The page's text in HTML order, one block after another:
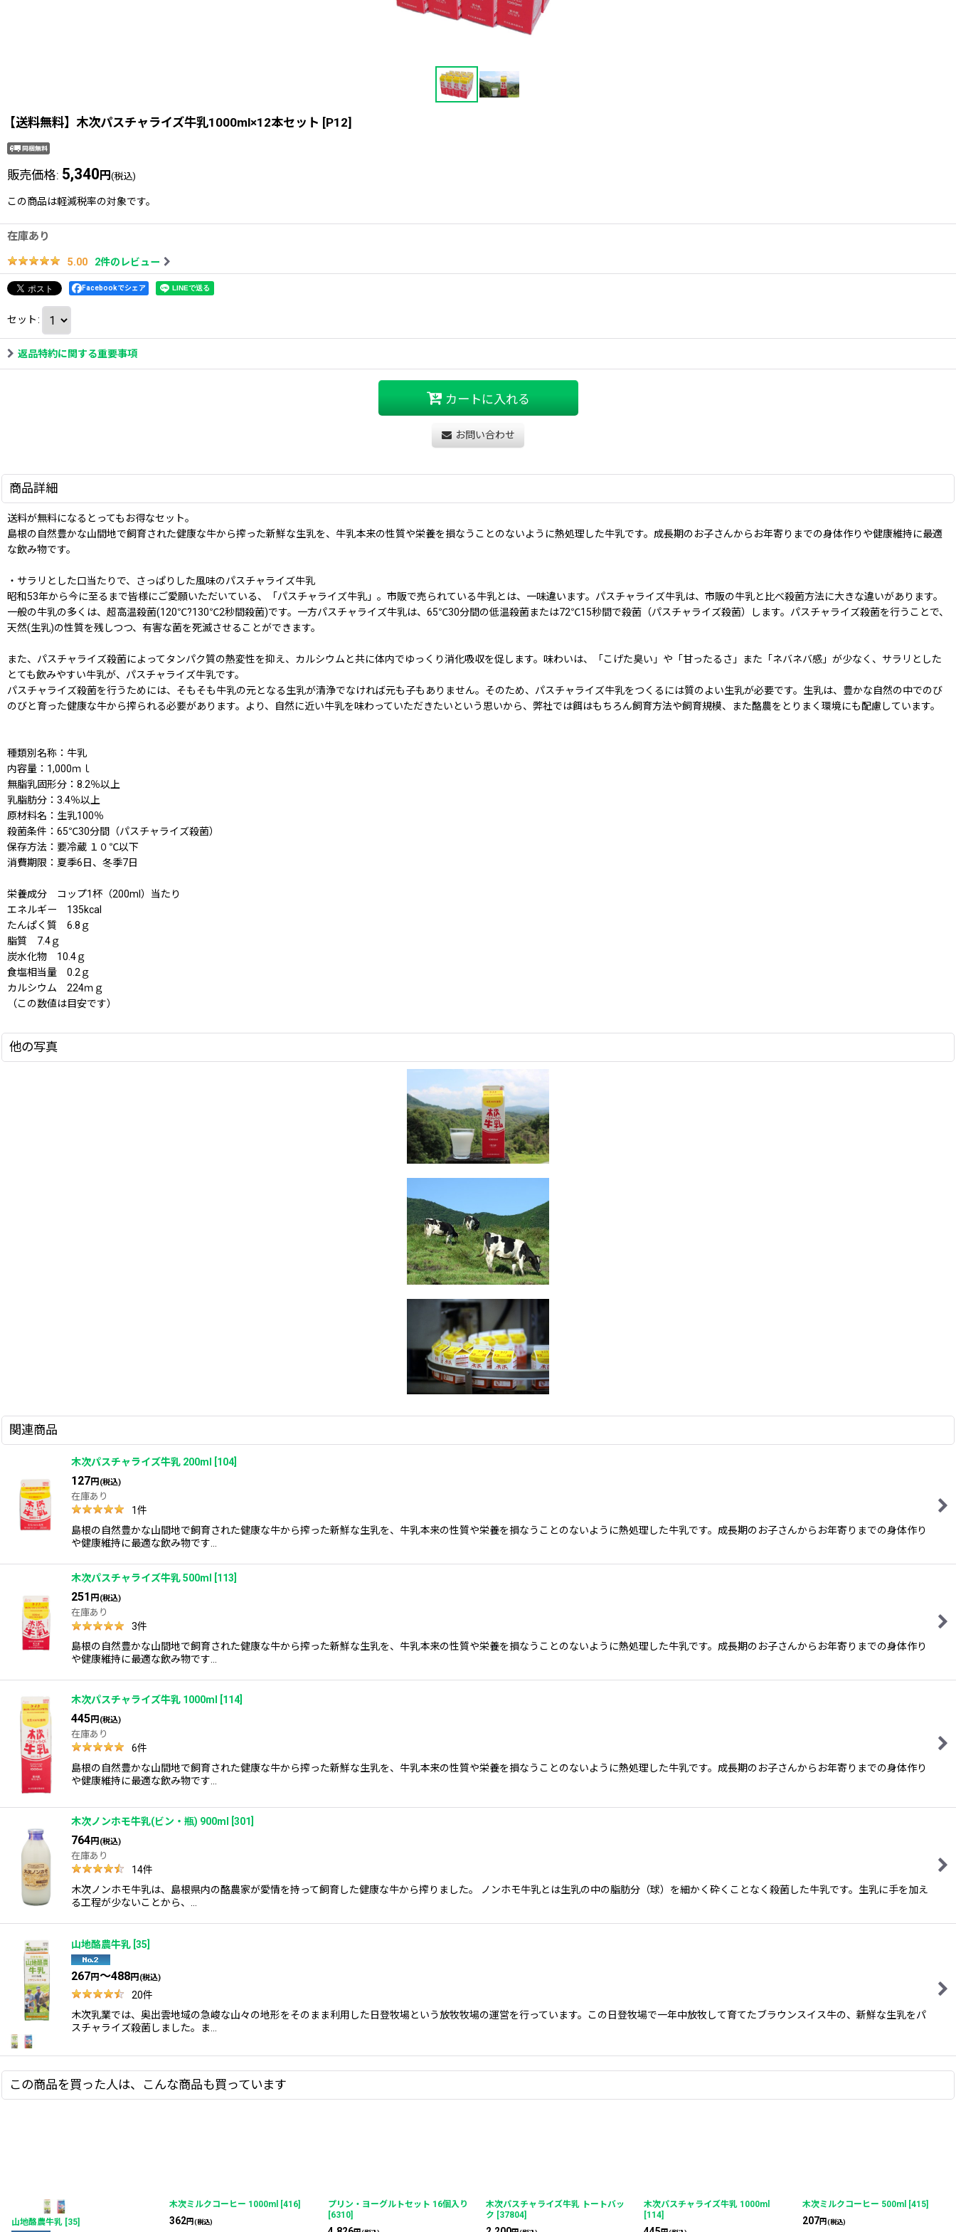
【送料無料】木次パスチャライズ牛乳1000ml×12本セット [P12]
販売価格: 5,340 円 (税込)
この商品は軽減税率の対象です。
在庫あり
5.00 2件のレビュー
Facebookでシェア
セット:
返品特約に関する重要事項
カートに入れる
お問い合わせ
商品詳細
送料が無料になるとってもお得なセット。
島根の自然豊かな山間地で飼育された健康な牛から搾った新鮮な生乳を、牛乳本来の性質や栄養を損なうことのないように熱処理した牛乳です。成長期のお子さんからお年寄りまでの身体作りや健康維持に最適
な飲み物です。
・サラリとした口当たりで、さっぱりした風味のパスチャライズ牛乳
昭和53年から今に至るまで皆様にご愛願いただいている、「パスチャライズ牛乳」。市販で売られている牛乳とは、一味違います。パスチャライズ牛乳は、市販の牛乳と比べ殺菌方法に大きな違いがあります。
一般の牛乳の多くは、超高温殺菌(120℃?130℃2秒間殺菌)です。一方パスチャライズ牛乳は、65℃30分間の低温殺菌または72℃15秒間で殺菌（パスチャライズ殺菌）します。パスチャライズ殺菌を行うことで、
天然(生乳)の性質を残しつつ、有害な菌を死滅させることができます。
また、パスチャライズ殺菌によってタンパク質の熱変性を抑え、カルシウムと共に体内でゆっくり消化吸収を促します。味わいは、「こげた臭い」や「甘ったるさ」また「ネバネバ感」が少なく、サラリとした
とても飲みやすい牛乳が、パスチャライズ牛乳です。
パスチャライズ殺菌を行うためには、そもそも牛乳の元となる生乳が清浄でなければ元も子もありません。そのため、パスチャライズ牛乳をつくるには質のよい生乳が必要です。生乳は、豊かな自然の中でのび
のびと育った健康な牛から搾られる必要があります。より、自然に近い牛乳を味わっていただきたいという思いから、弊社では餌はもちろん飼育方法や飼育規模、また酪農をとりまく環境にも配慮しています。
種類別名称：牛乳
内容量：1,000ｍｌ
無脂乳固形分：8.2％以上
乳脂肪分：3.4％以上
原材料名：生乳100％
殺菌条件：65℃30分間（パスチャライズ殺菌）
保存方法：要冷蔵 １０℃以下
消費期限：夏季6日、冬季7日
栄養成分 コップ1杯（200ml）当たり
エネルギー 135kcal
たんぱく質 6.8ｇ
脂質 7.4ｇ
炭水化物 10.4ｇ
食塩相当量 0.2ｇ
カルシウム 224ｍｇ
（この数値は目安です）
他の写真
関連商品
木次パスチャライズ牛乳 200ml [104]
127円(税込)
在庫あり
1件
島根の自然豊かな山間地で飼育された健康な牛から搾った新鮮な生乳を、牛乳本来の性質や栄養を損なうことのないように熱処理した牛乳です。成長期のお子さんからお年寄りまでの身体作り
や健康維持に最適な飲み物です…
木次パスチャライズ牛乳 500ml 113
251 円 (税込)
在庫あり
3件
島根の自然豊かな山間地で飼育された健康な牛から搾った新鮮な生乳を、牛乳本来の性質や栄養を損なうことのないように熱処理した牛乳です。成長期のお子さんからお年寄りまでの身体作り
や健康維持に最適な飲み物です…
木次パスチャライズ牛乳 1000ml 114]
445円(税込)
在庫あり
6件
島根の自然豊かな山間地で飼育された健康な牛から搾った新鮮な生乳を、牛乳本来の性質や栄養を損なうことのないように熱処理した牛乳です。成長期のお子さんからお年寄りまでの身体作り
や健康維持に最適な飲み物です…
木次ノンホモ牛乳(ビン・瓶) 900ml [301]
764円(税込)
在庫あり
14件
木次ノンホモ牛乳は、島根県内の酪農家が愛情を持って飼育した健康な牛から搾りました。 ノンホモ牛乳とは生乳の中の脂肪分（球）を細かく砕くことなく殺菌した牛乳です。生乳に手を加え
る工程が少ないことから、…
山地酪農牛乳 35
267円～488円 (税込)
20件
木次乳業では、奥出雲地域の急峻な山々の地形をそのまま利用した日登牧場という放牧牧場の運営を行っています。この日登牧場で一年中放牧して育てたブラウンスイス牛の、新鮮な生乳をパ
スチャライズ殺菌しました。ま…
この商品を買った人は、こんな商品も買っています
山地酪農牛乳 [35]
木次ミルクコーヒー 1000ml [416]
362円(税込)
プリン・ヨーグルトセット 16個入り
[6310]
木次パスチャライズ牛乳 トートバッ
ク [37804]
木次パスチャライズ牛乳 1000ml
[114]
木次ミルクコーヒー 500ml [415]
207円(税込)